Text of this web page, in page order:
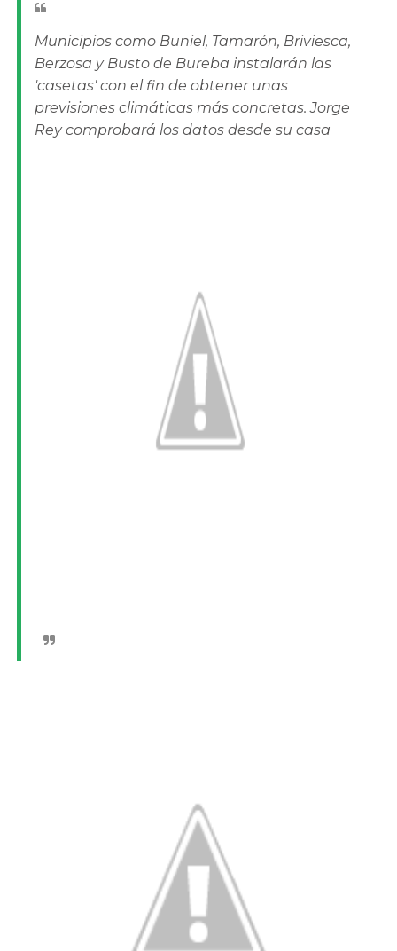
Municipios como Buniel, Tamarón, Briviesca,
Berzosa y Busto de Bureba instalarán las
'casetas' con el fin de obtener unas
previsiones climáticas más concretas. Jorge
Rey comprobará los datos desde su casa